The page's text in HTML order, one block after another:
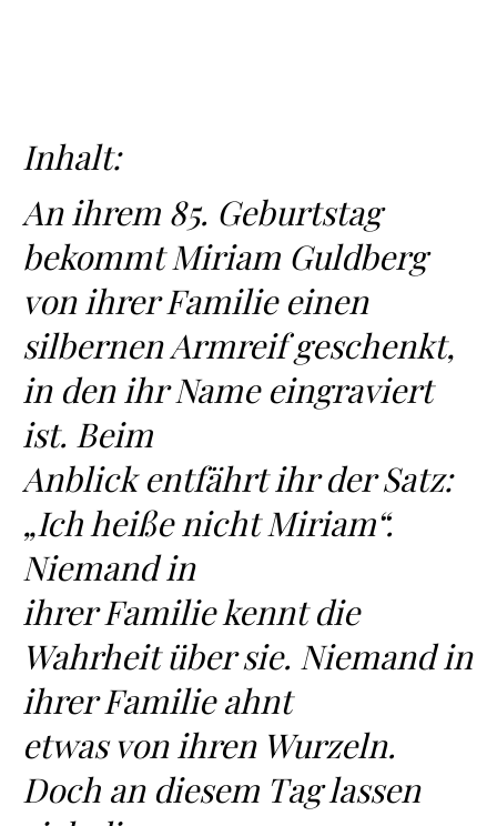
Inhalt:
An ihrem 85. Geburtstag
bekommt Miriam Guldberg
von ihrer Familie einen
silbernen Armreif geschenkt,
in den ihr Name eingraviert
ist. Beim
Anblick entfährt ihr der Satz:
„Ich heiße nicht Miriam“.
Niemand in
ihrer Familie kennt die
Wahrheit über sie. Niemand in
ihrer Familie ahnt
etwas von ihren Wurzeln.
Doch an diesem Tag lassen